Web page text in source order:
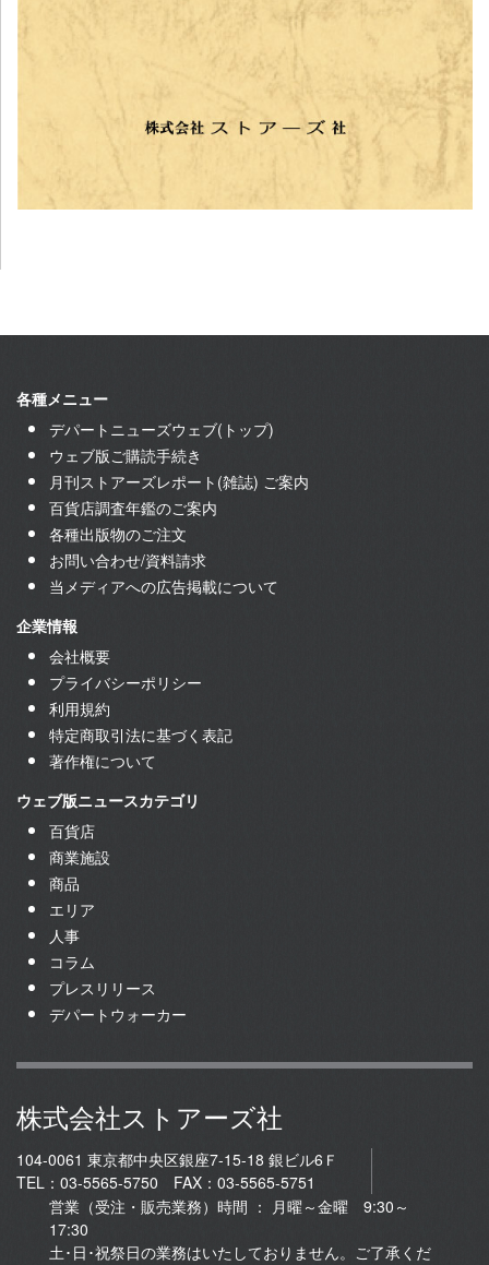
各種メニュー
デパートニューズウェブ(トップ)
ウェブ版ご購読手続き
月刊ストアーズレポート(雑誌) ご案内
百貨店調査年鑑のご案内
各種出版物のご注文
お問い合わせ/資料請求
当メディアへの広告掲載について
企業情報
会社概要
プライバシーポリシー
利用規約
特定商取引法に基づく表記
著作権について
ウェブ版ニュースカテゴリ
百貨店
商業施設
商品
エリア
人事
コラム
プレスリリース
デパートウォーカー
株式会社ストアーズ社
104-0061 東京都中央区銀座7-15-18 銀ビル6Ｆ
TEL：03-5565-5750 FAX：03-5565-5751
営業（受注・販売業務）時間 ： 月曜～金曜 9:30～
17:30
土･日･祝祭日の業務はいたしておりません。ご了承くだ